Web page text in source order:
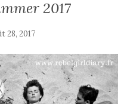
2017
28, 2017